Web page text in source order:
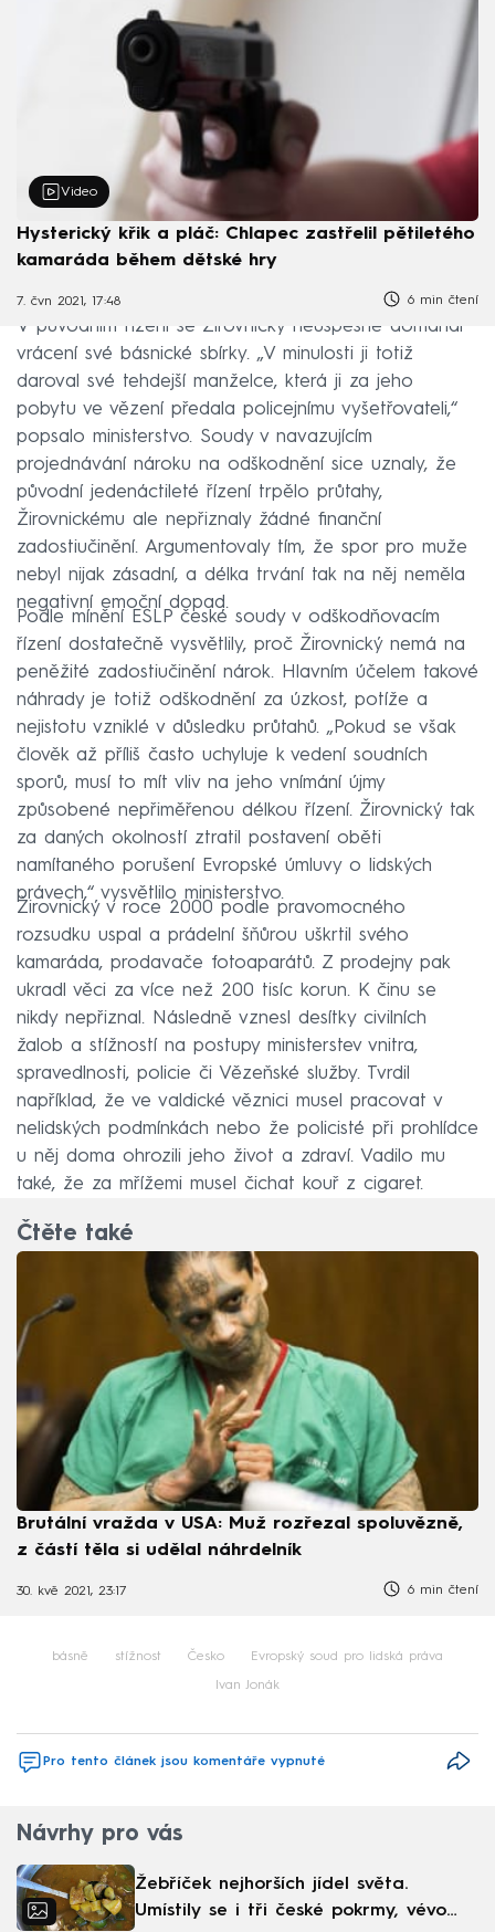
Video
Hysterický křik a pláč: Chlapec zastřelil pětiletého
kamaráda během dětské hry
7. čvn 2021, 17:48 6 min čtení
V původním řízení se Žirovnický neúspěšně domáhal
vrácení své básnické sbírky. „V minulosti ji totiž
daroval své tehdejší manželce, která ji za jeho
pobytu ve vězení předala policejnímu vyšetřovateli,“
popsalo ministerstvo. Soudy v navazujícím
projednávání nároku na odškodnění sice uznaly, že
původní jedenáctileté řízení trpělo průtahy,
Žirovnickému ale nepřiznaly žádné finanční
zadostiučinění. Argumentovaly tím, že spor pro muže
nebyl nijak zásadní, a délka trvání tak na něj neměla
negativní emoční dopad.
Podle mínění ESLP české soudy v odškodňovacím
řízení dostatečně vysvětlily, proč Žirovnický nemá na
peněžité zadostiučinění nárok. Hlavním účelem takové
náhrady je totiž odškodnění za úzkost, potíže a
nejistotu vzniklé v důsledku průtahů. „Pokud se však
člověk až příliš často uchyluje k vedení soudních
sporů, musí to mít vliv na jeho vnímání újmy
způsobené nepřiměřenou délkou řízení. Žirovnický tak
za daných okolností ztratil postavení oběti
namítaného porušení Evropské úmluvy o lidských
právech,“ vysvětlilo ministerstvo.
Žirovnický v roce 2000 podle pravomocného
rozsudku uspal a prádelní šňůrou uškrtil svého
kamaráda, prodavače fotoaparátů. Z prodejny pak
ukradl věci za více než 200 tisíc korun. K činu se
nikdy nepřiznal. Následně vznesl desítky civilních
žalob a stížností na postupy ministerstev vnitra,
spravedlnosti, policie či Vězeňské služby. Tvrdil
například, že ve valdické věznici musel pracovat v
nelidských podmínkách nebo že policisté při prohlídce
u něj doma ohrozili jeho život a zdraví. Vadilo mu
také, že za mřížemi musel čichat kouř z cigaret.
Čtěte také
Brutální vražda v USA: Muž rozřezal spoluvězně,
z částí těla si udělal náhrdelník
30. kvě 2021, 23:17 6 min čtení
básně stížnost Česko Evropský soud pro lidská práva
Ivan Jonák
Pro tento článek jsou komentáře vypnuté
Návrhy pro vás
Žebříček nejhorších jídel světa.
Umístily se i tři české pokrmy, vévodí